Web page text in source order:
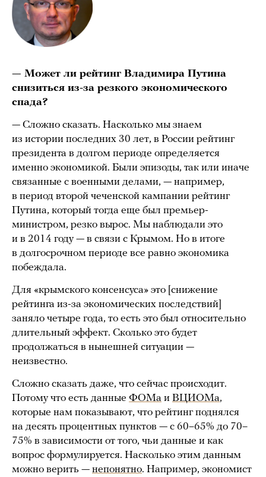
— Может ли рейтинг Владимира Путина
снизиться из-за резкого экономического
спада?
— Сложно сказать. Насколько мы знаем
из истории последних 30 лет, в России рейтинг
президента в долгом периоде определяется
именно экономикой. Были эпизоды, так или иначе
связанные с военными делами, — например,
в период второй чеченской кампании рейтинг
Путина, который тогда еще был премьер-
министром, резко вырос. Мы наблюдали это
и в 2014 году — в связи с Крымом. Но в итоге
в долгосрочном периоде все равно экономика
побеждала.
Для «крымского консенсуса» это [снижение
рейтинга из-за экономических последствий]
заняло четыре года, то есть это был относительно
длительный эффект. Сколько это будет
продолжаться в нынешней ситуации —
неизвестно.
Сложно сказать даже, что сейчас происходит.
Потому что есть данные ФОМа и ВЦИОМа,
которые нам показывают, что рейтинг поднялся
на десять процентных пунктов — с 60–65% до 70–
75% в зависимости от того, чьи данные и как
вопрос формулируется. Насколько этим данным
можно верить — непонятно. Например, экономист